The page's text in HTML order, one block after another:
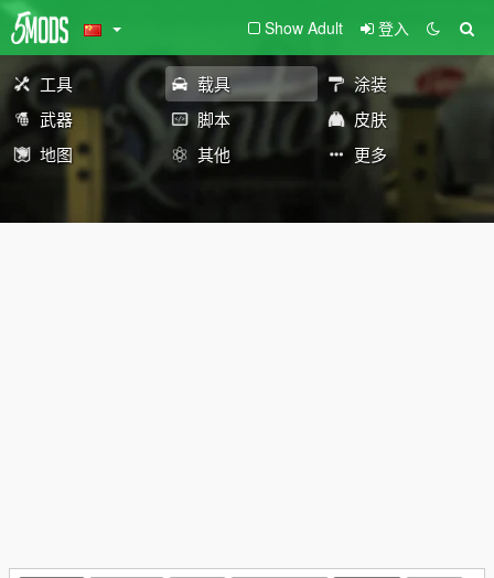
Show Adult 登入
工具 载具
涂装
武器
脚本
皮肤
地图
其他 更多